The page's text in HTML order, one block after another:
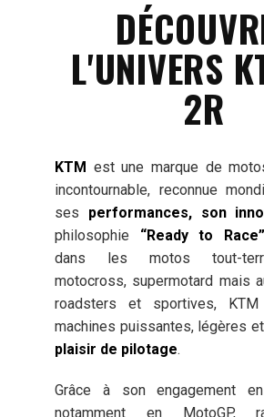
L'UNIVERS
2R
KTM est une marque de
incontournable, reconnue
ses performances, son
philosophie “Ready to Race”
dans les motos tout-
motocross, supermotard mais
roadsters et sportives,
machines puissantes, légères et
plaisir de pilotage.
Grâce à son engagement
notamment en MotoGP,